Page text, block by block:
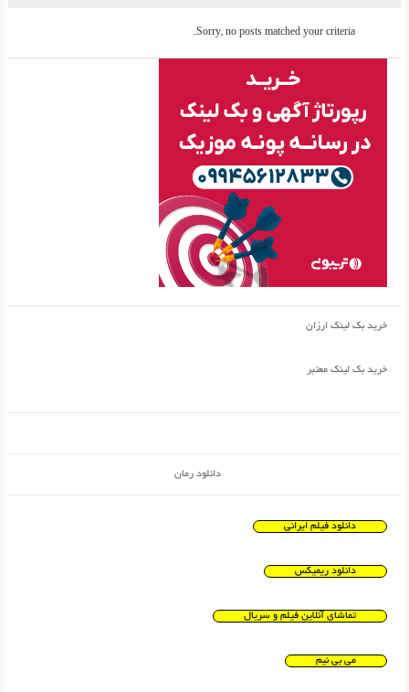
Sorry, no posts matched your criteria.
خرید بک لینک ارزان
خرید بک لینک معتبر
دانلود رمان
دانلود فیلم ایرانی
دانلود ریمیکس
تماشای آنلاین فیلم و سریال
می بی نیم